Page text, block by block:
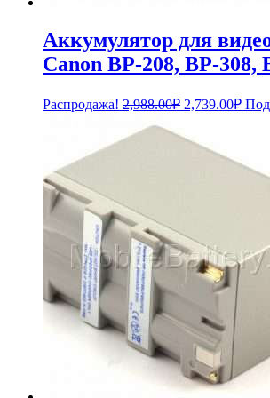
Аккумулятор для
Canon BP-208, BP-308,
Распродажа! 2,988.00₽
2,988.00₽.
2,739.00₽